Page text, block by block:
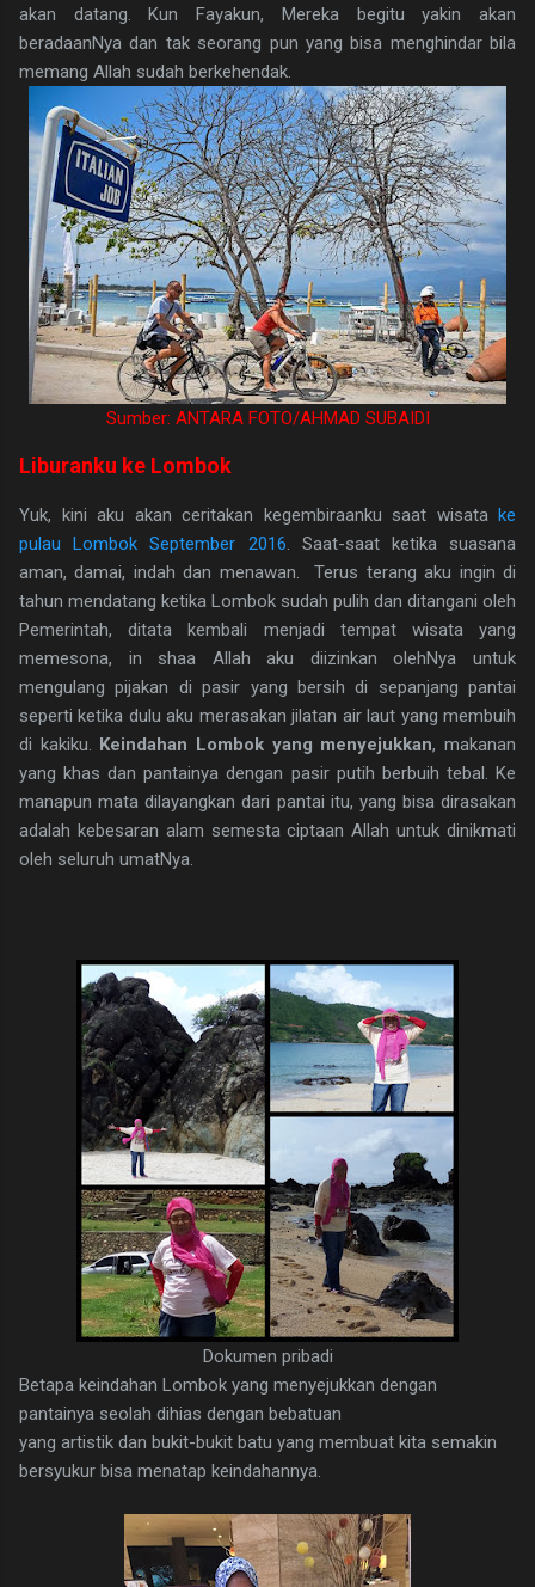
akan datang. Kun Fayakun, Mereka begitu yakin akan
beradaanNya dan tak seorang pun yang bisa menghindar bila
memang Allah sudah berkehendak.
Sumber: ANTARA FOTO/AHMAD SUBAIDI
Liburanku ke Lombok
Yuk, kini aku akan ceritakan kegembiraanku saat wisata ke
pulau Lombok September 2016 . Saat-saat ketika suasana
aman, damai, indah dan menawan. Terus terang aku ingin di
tahun mendatang ketika Lombok sudah pulih dan ditangani oleh
Pemerintah, ditata kembali menjadi tempat wisata yang
memesona, in shaa Allah aku diizinkan olehNya untuk
mengulang pijakan di pasir yang bersih di sepanjang pantai
seperti ketika dulu aku merasakan jilatan air laut yang membuih
di kakiku. Keindahan Lombok yang menyejukkan, makanan
yang khas dan pantainya dengan pasir putih berbuih tebal. Ke
manapun mata dilayangkan dari pantai itu, yang bisa dirasakan
adalah kebesaran alam semesta ciptaan Allah untuk dinikmati
oleh seluruh umatNya.
Dokumen pribadi
Betapa keindahan Lombok yang menyejukkan dengan
pantainya seolah dihias dengan bebatuan
yang artistik dan bukit-bukit batu yang membuat kita semakin
bersyukur bisa menatap keindahannya.